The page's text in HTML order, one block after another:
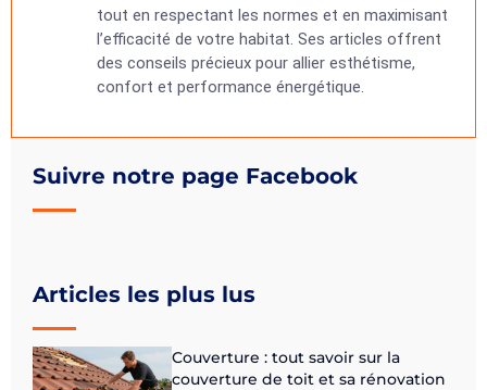
Suivre notre page Facebook
Articles les plus lus
Couverture : tout savoir sur la
couverture de toit et sa rénovation
tout en respectant les normes et en maximisant
l’efficacité de votre habitat. Ses articles offrent
des conseils précieux pour allier esthétisme,
confort et performance énergétique.